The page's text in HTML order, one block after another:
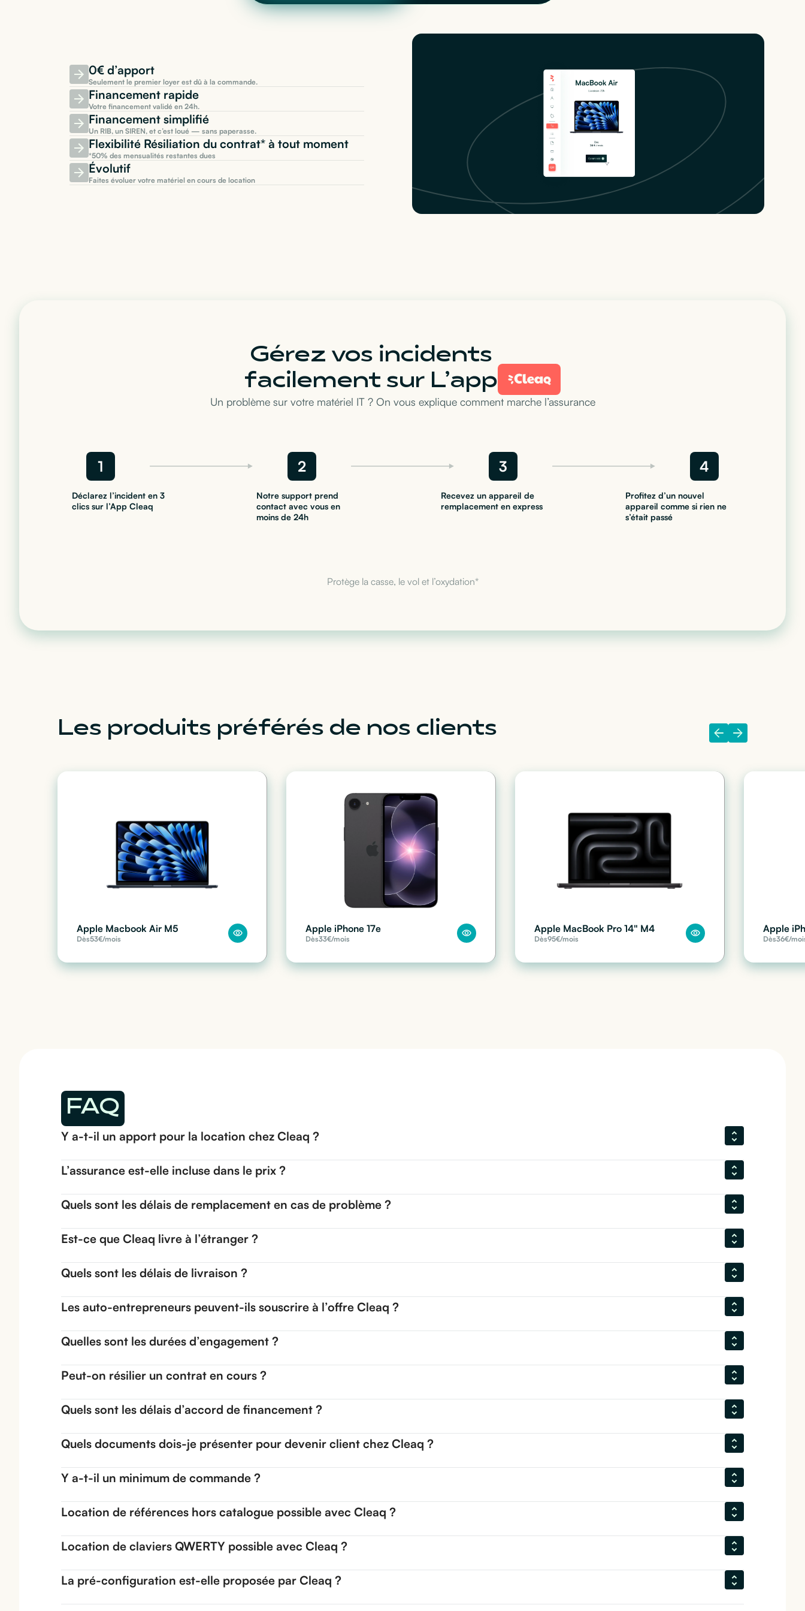
0€ d’apport
Seulement le premier loyer est dû à la commande.
Financement rapide
Votre financement validé en 24h.
Financement simplifié
Un RIB, un SIREN, et c’est loué — sans paperasse.
Flexibilité Résiliation du contrat* à tout moment
*50% des mensualités restantes dues
Évolutif
Faites évoluer votre matériel en cours de location
Gérez vos incidents
facilement sur L’app
Un problème sur votre matériel IT ? On vous explique comment marche l’assurance
1 2 3 4
Déclarez l’incident en 3
clics sur l’App Cleaq
Notre support prend
contact avec vous en
moins de 24h
Recevez un appareil de
remplacement en express
Profitez d’un nouvel
appareil comme si rien ne
s’était passé
Protège la casse, le vol et l’oxydation*
Les produits préférés de nos clients
Apple Macbook Air M5
Dès53€/mois
Apple iPhone 17e
Dès33€/mois
Apple MacBook Pro 14" M4
Dès95€/mois
Apple
Dès36€/
FAQ
Y a-t-il un apport pour la location chez Cleaq ?
L’assurance est-elle incluse dans le prix ?
Quels sont les délais de remplacement en cas de problème ?
Est-ce que Cleaq livre à l’étranger ?
Quels sont les délais de livraison ?
Les auto-entrepreneurs peuvent-ils souscrire à l’offre Cleaq ?
Quelles sont les durées d’engagement ?
Peut-on résilier un contrat en cours ?
Quels sont les délais d’accord de financement ?
Quels documents dois-je présenter pour devenir client chez Cleaq ?
Y a-t-il un minimum de commande ?
Location de références hors catalogue possible avec Cleaq ?
Location de claviers QWERTY possible avec Cleaq ?
La pré-configuration est-elle proposée par Cleaq ?